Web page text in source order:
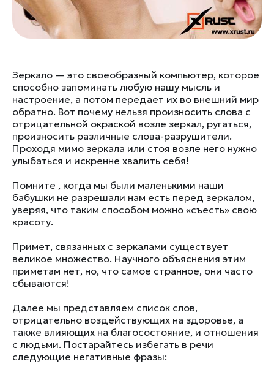
Зеркало — это своеобразный компьютер, которое
способно запоминать любую нашу мысль и
настроение, а потом передает их во внешний мир
обратно. Вот почему нельзя произносить слова с
отрицательной окраской возле зеркал, ругаться,
произносить различные слова-разрушители.
Проходя мимо зеркала или стоя возле него нужно
улыбаться и искренне хвалить себя!
Помните , когда мы были маленькими наши
бабушки не разрешали нам есть перед зеркалом,
уверяя, что таким способом можно «съесть» свою
красоту.
Примет, связанных с зеркалами существует
великое множество. Научного объяснения этим
приметам нет, но, что самое странное, они часто
сбываются!
Далее мы представляем список слов,
отрицательно воздействующих на здоровье, а
также влияющих на благосостояние, и отношения
с людьми. Постарайтесь избегать в речи
следующие негативные фразы: